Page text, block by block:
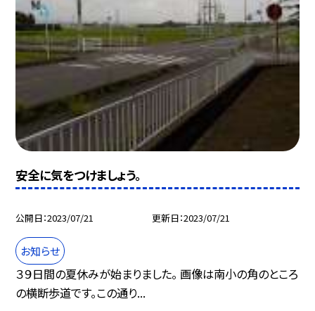
安全に気をつけましょう。
公開日 2023/07/21 更新日 2023/07/21
お知らせ
３９日間の夏休みが始まりました。 画像は南小の角のところ
の横断歩道です。この通り...